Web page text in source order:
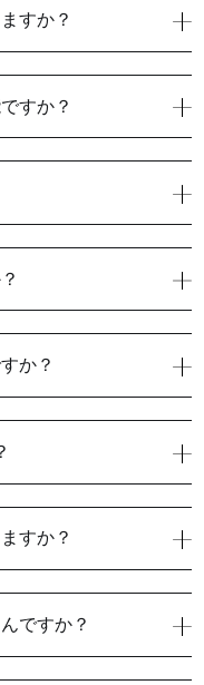
すか？
すか？
か？
すか？
ですか？